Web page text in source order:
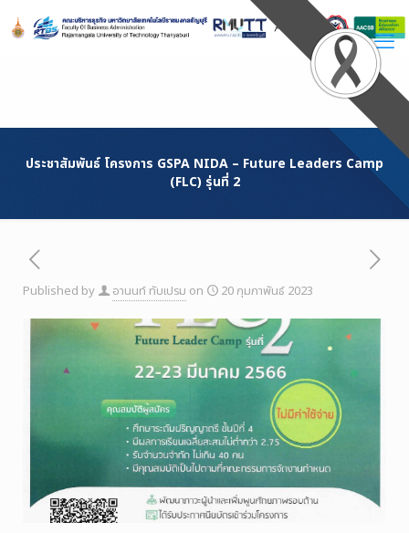
Content
ประชาสัมพันธ์ โครงการ GSPA NIDA – Future Leaders Camp
(FLC) รุ่นที่ 2
Published by อานนท์ ทับเปรม on 20 กุมภาพันธ์ 2023